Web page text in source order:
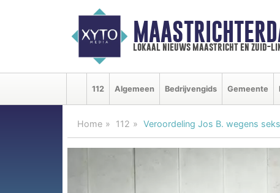
lokaal nieuws maastricht en zuid-
112 Algemeen Bedrijvengids Gemeente
Home 112 Veroordeling Jos B. wegens